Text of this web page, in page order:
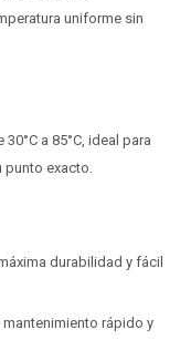
uniforme sin
a 85°C, ideal para
exacto.
durabilidad y fácil
rápido y